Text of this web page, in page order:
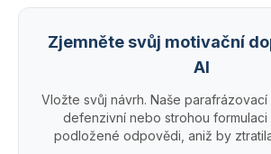
Zjemněte svůj motivační
AI
Vložte svůj návrh. Naše
defenzivní nebo strohou formulaci
podložené odpovědi, aniž by